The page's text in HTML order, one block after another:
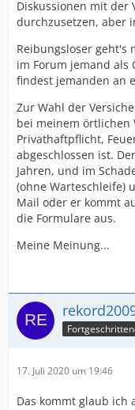
Diskussionen mit der
durchzusetzen, aber
Reibungsloser geht's
im Forum jemand als
findest jemanden an
Zur Wahl der
bei meinem örtlichen
Privathaftpflicht,
abgeschlossen ist.
Jahren, und im
(ohne Warteschleife)
Mail oder er kommt
die Formulare aus.
Meine Meinung...
17. Juli 2020 um 19:46
Das kommt glaub ich